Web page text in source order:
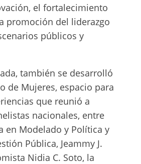
el fortalecimiento
promoción del liderazgo
públicos y
también se desarrolló
de Mujeres, espacio para
que reunió a
nacionales, entre
en Modelado y Política y
Pública, Jeammy J.
Nidia C. Soto, la